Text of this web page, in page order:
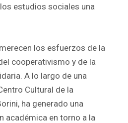
estudios sociales una
los esfuerzos de la
cooperativismo y de la
A lo largo de una
Cultural de la
ha generado una
académica en torno a la